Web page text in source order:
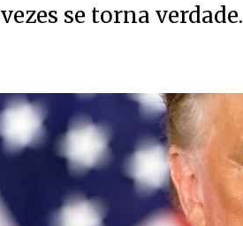
vezes se torna verdade.